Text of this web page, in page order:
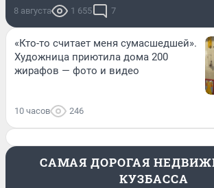
8 августа 1 655 7
«Кто-то считает меня сумасшедшей».
Художница приютила дома 200
жирафов — фото и видео
10 часов 246
САМАЯ ДОРОГАЯ
КУЗБАССА